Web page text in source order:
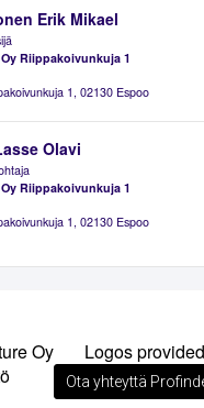
Erik Mikael
Riippakoivunkuja 1
1, 02130 Espoo
Olavi
Riippakoivunkuja 1
1, 02130 Espoo
Oy
Logos
Ota yhteyttä